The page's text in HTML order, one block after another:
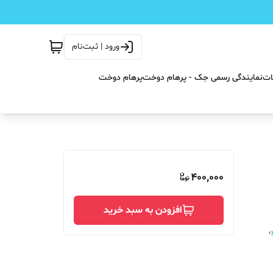
ورود | ثبت‌نام
نمایندگی رسمی جک - پرهام دوختپرهام دوخت
،
400,000
افزودن به سبد خرید